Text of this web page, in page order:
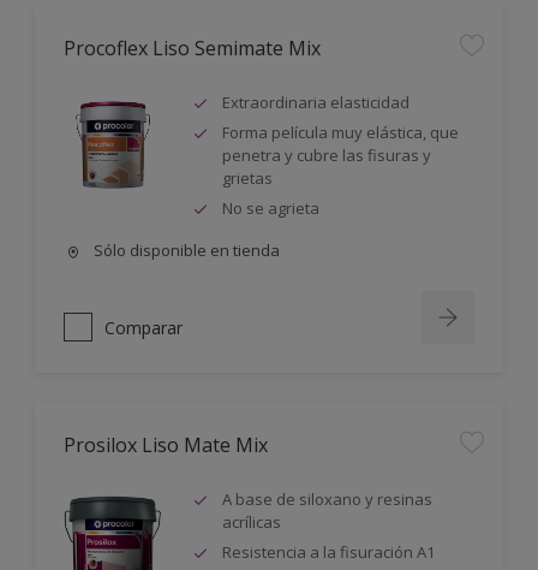
Procoflex Liso Semimate Mix
Extraordinaria elasticidad
Forma película muy elástica, que
penetra y cubre las fisuras y
grietas
No se agrieta
Sólo disponible en tienda
Comparar
Prosilox Liso Mate Mix
A base de siloxano y resinas
acrílicas
Resistencia a la fisuración A1